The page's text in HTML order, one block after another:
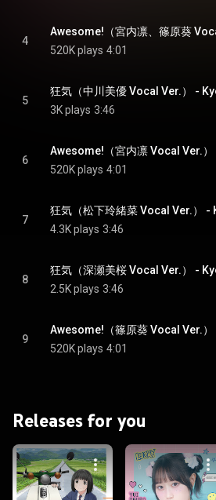
4
520K plays 4:01
5
3K plays 3:46
6
520K plays 4:01
7
4.3K plays 3:46
8
2.5K plays 3:46
9
520K plays 4:01
Releases for you